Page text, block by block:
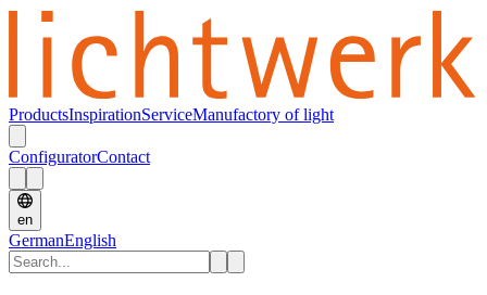
ProductsInspirationServiceManufactory of light
ConfiguratorContact
en
GermanEnglish